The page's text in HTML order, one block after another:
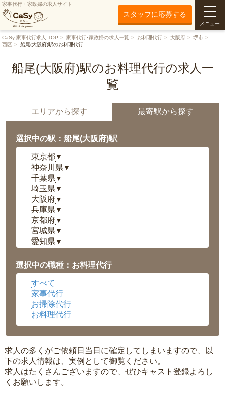
家事代行・家政婦の求人サイト
スタッフに応募する
メニュー
CaSy 家事代行求人 TOP 家事代行･家政婦の求人一覧 お料理代行 大阪府
堺市
西区
船尾(大阪府)駅のお料理代行
船尾(大阪府)駅のお料理代行の求人一
覧
エリアから探す 最寄駅から探す
選択中の駅：船尾(大阪府)駅
東京都▼
神奈川県 ▼
千葉県 ▼
埼玉県 ▼
大阪府▼
兵庫県 ▼
京都府▼
宮城県 ▼
愛知県 ▼
岡山県▼
広島県▼
沖縄県
選択中の職種：お料理代行
すべて
家事代行
お掃除代行
お料理代行
求人の多くがご依頼日当日に確定してしまいますので、以
下の求人情報は、実例として御覧ください。
求人はたくさんございますので、ぜひキャスト登録よろし
くお願いします。